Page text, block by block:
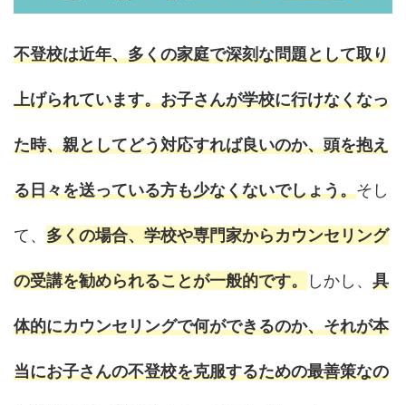
不登校は近年、多くの家庭で深刻な問題として取り
上げられています。お子さんが学校に行けなくなっ
た時、親としてどう対応すれば良いのか、頭を抱え
る日々を送っている方も少なくないでしょう。そし
て、 多くの場合、学校や専門家からカウンセリング
の受講を勧められることが一般的です。 しかし、 具
体的にカウンセリングで何ができるのか、それが本
当にお子さんの不登校を克服するための最善策なの